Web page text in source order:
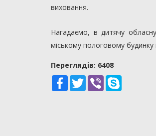
виховання.
Нагадаємо, в дитячу
міському пологовому будинку
Переглядiв: 6408
Facebook
TwitterViber